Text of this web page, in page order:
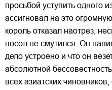
просьбой уступить одного
ассигновал на это
король отказал наотрез,
посол не смутился. Он
дело устроено и что он
абсолютной
всех азиатских